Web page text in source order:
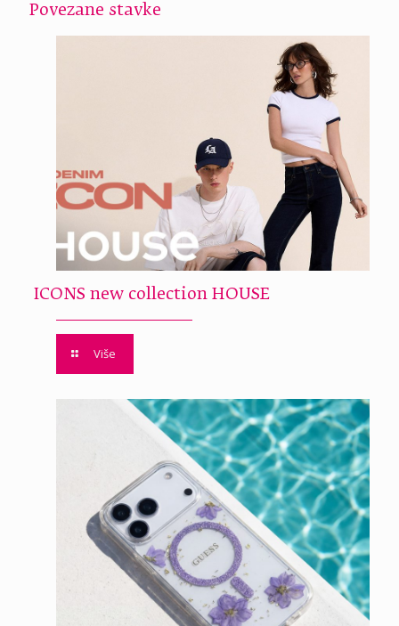
Povezane stavke
ICONS new collection HOUSE
Više